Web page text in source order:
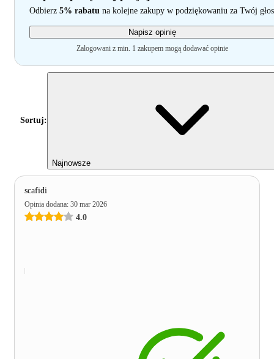
Odbierz 5% rabatu na kolejne zakupy w podziękowaniu za Twój głos
Napisz opinię
Zalogowani z min. 1 zakupem mogą dodawać opinie
Sortuj:
Najnowsze
scafidi
Opinia dodana: 30 mar 2026
4.0